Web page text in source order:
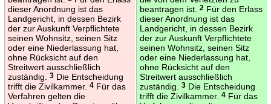
dieser Anordnung ist das
Landgericht, in dessen Bezirk
der zur Auskunft Verpflichtete
seinen Wohnsitz, seinen Sitz
oder eine Niederlassung hat,
ohne Rücksicht auf den
Streitwert ausschließlich
zuständig.
3Die Entscheidung
trifft die Zivilkammer. 4Für das
Verfahren gelten die
beantragen ist.
2Für den Erlass
dieser Anordnung ist das
Landgericht, in dessen Bezirk
der zur Auskunft Verpflichtete
seinen Wohnsitz, seinen Sitz
oder eine Niederlassung hat,
ohne Rücksicht auf den
Streitwert ausschließlich
zuständig.
3Die Entscheidung
trifft die Zivilkammer. 4Für das